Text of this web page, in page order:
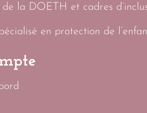
de la DOETH et cadres
en protection de